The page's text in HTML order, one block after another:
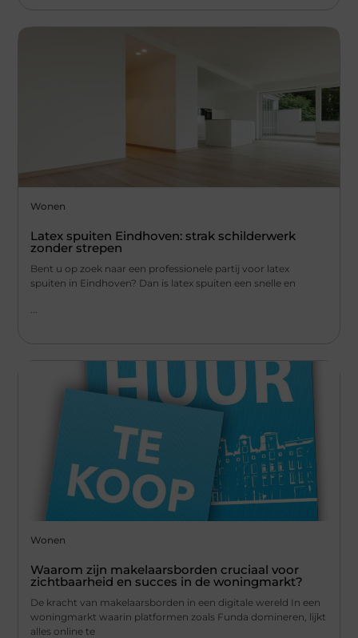
Wonen
Latex spuiten Eindhoven: strak schilderwerk
zonder strepen
Bent u op zoek naar een professionele partij voor latex
spuiten in Eindhoven? Dan is latex spuiten een snelle en
Wonen
Waarom zijn makelaarsborden cruciaal voor
zichtbaarheid en succes in de woningmarkt?
De kracht van makelaarsborden in een digitale wereld In een
woningmarkt waarin platformen zoals Funda domineren, lijkt
alles online te